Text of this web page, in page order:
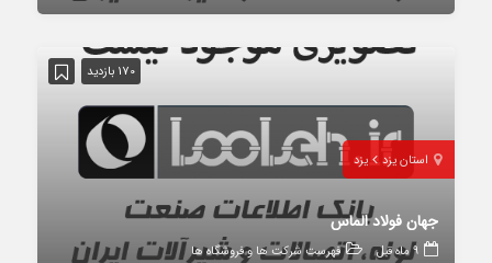
170 بازدید
استان یزد یزد
جهان فولاد الماس
9 ماه قبل فهرست شرکت ها و فروشگاه ها